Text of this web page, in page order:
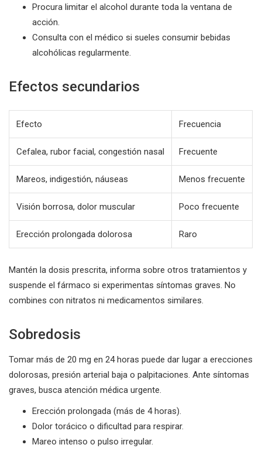
Procura limitar el alcohol durante toda la ventana de
acción.
Consulta con el médico si sueles consumir bebidas
alcohólicas regularmente.
Efectos secundarios
Efecto Frecuencia
Cefalea, rubor facial, congestión nasal Frecuente
Mareos, indigestión, náuseas Menos frecuente
Visión borrosa, dolor muscular Poco frecuente
Erección prolongada dolorosa Raro
Mantén la dosis prescrita, informa sobre otros tratamientos y
suspende el fármaco si experimentas síntomas graves. No
combines con nitratos ni medicamentos similares.
Sobredosis
Tomar más de 20 mg en 24 horas puede dar lugar a erecciones
dolorosas, presión arterial baja o palpitaciones. Ante síntomas
graves, busca atención médica urgente.
Erección prolongada (más de 4 horas).
Dolor torácico o dificultad para respirar.
Mareo intenso o pulso irregular.